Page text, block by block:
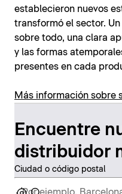
establecieron nuevos
transformó el sector.
sobre todo, una clara
y las formas
presentes en cada
Más información sobre
Encuentre
distribuidor
Ciudad o código postal